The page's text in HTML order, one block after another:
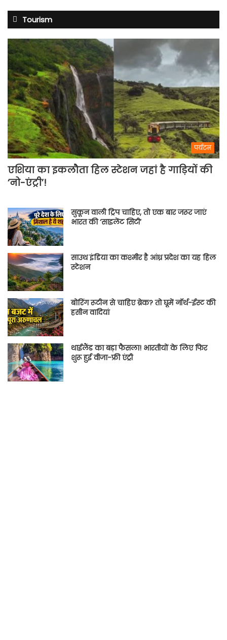
Tourism
पर्यटन
एशिया का इकलौता हिल स्टेशन जहां है गाड़ियों की
‘नो-एंट्री’!
सुकून वाली ट्रिप चाहिए, तो एक बार जरूर जाएं
भारत की ‘साइलेंट सिटी’
साउथ इंडिया का कश्मीर है आंध्र प्रदेश का यह हिल
स्टेशन
बोरिंग रूटीन से चाहिए ब्रेक? तो घूमें नॉर्थ-ईस्ट की
हसीन वादियां
थाईलैंड का बड़ा फैसला! भारतीयों के लिए फिर
शुरू हुई वीजा-फ्री एंट्री